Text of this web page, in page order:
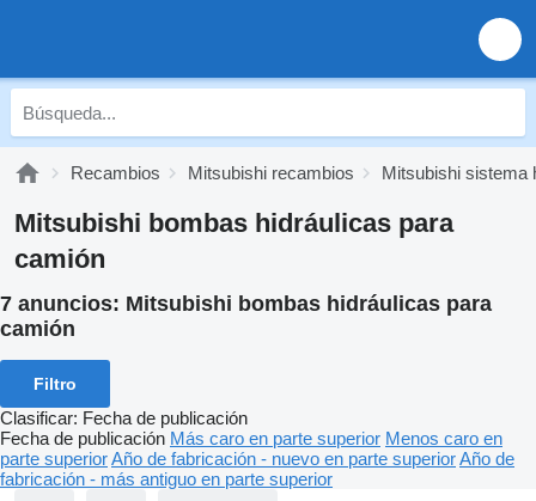
Recambios Mitsubishi recambios Mitsubishi sistema
Mitsubishi bombas hidráulicas para
camión
7 anuncios: Mitsubishi bombas hidráulicas para
camión
Filtro
Clasificar: Fecha de publicación
Fecha de publicación Más caro en parte superior Menos caro en
parte superiorAño de fabricación - nuevo en parte superiorAño de
fabricación - más antiguo en parte superior